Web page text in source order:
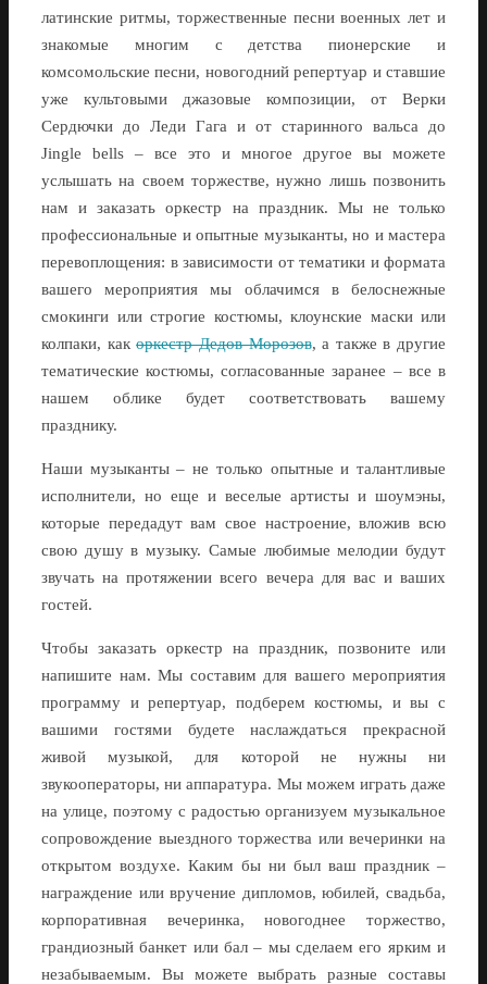
латинские ритмы, торжественные песни военных лет и
знакомые многим с детства пионерские и
комсомольские песни, новогодний репертуар и ставшие
уже культовыми джазовые композиции, от Верки
Сердючки до Леди Гага и от старинного вальса до
Jingle bells – все это и многое другое вы можете
услышать на своем торжестве, нужно лишь позвонить
нам и заказать оркестр на праздник. Мы не только
профессиональные и опытные музыканты, но и мастера
перевоплощения: в зависимости от тематики и формата
вашего мероприятия мы облачимся в белоснежные
смокинги или строгие костюмы, клоунские маски или
колпаки, какоркестр Дедов Морозов, а также в другие
тематические костюмы, согласованные заранее – все в
нашем облике будет соответствовать вашему
празднику.
Наши музыканты – не только опытные и талантливые
исполнители, но еще и веселые артисты и шоумэны,
которые передадут вам свое настроение, вложив всю
свою душу в музыку. Самые любимые мелодии будут
звучать на протяжении всего вечера для вас и ваших
гостей.
Чтобы заказать оркестр на праздник, позвоните или
напишите нам. Мы составим для вашего мероприятия
программу и репертуар, подберем костюмы, и вы с
вашими гостями будете наслаждаться прекрасной
живой музыкой, для которой не нужны ни
звукооператоры, ни аппаратура. Мы можем играть даже
на улице, поэтому с радостью организуем музыкальное
сопровождение выездного торжества или вечеринки на
открытом воздухе. Каким бы ни был ваш праздник –
награждение или вручение дипломов, юбилей, свадьба,
корпоративная вечеринка, новогоднее торжество,
грандиозный банкет или бал – мы сделаем его ярким и
незабываемым. Вы можете выбрать разные составы